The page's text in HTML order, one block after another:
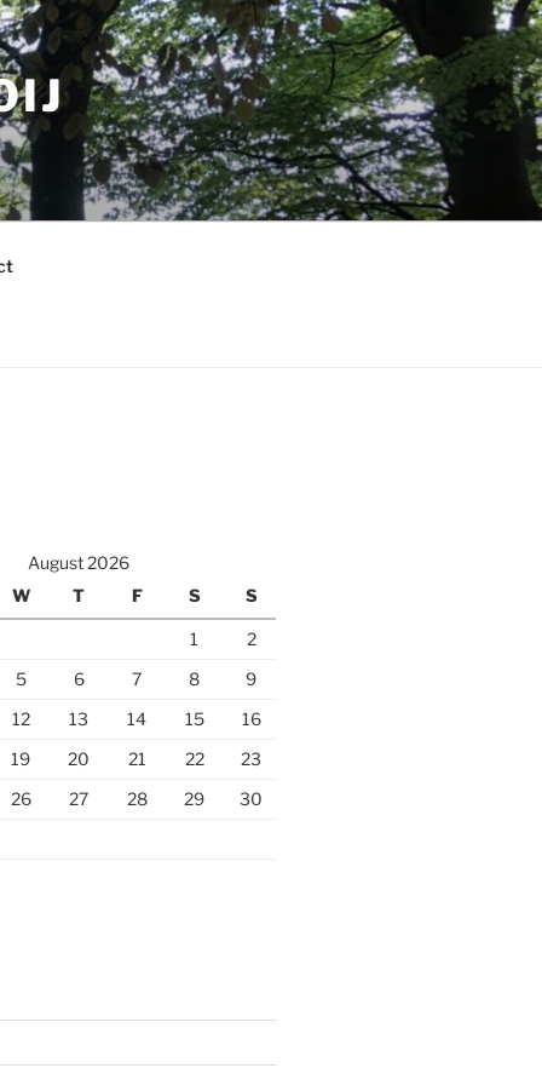
August 2026
W
T F S S
1
2
5
6 7 8
9
12
13 14 15
16
19
20 21 22
23
26
27 28 29 30